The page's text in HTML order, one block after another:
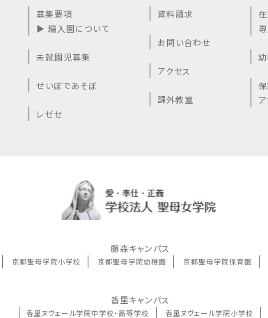
募集要項
▶ 編入園について
未就園児募集
せいぼであそぼ
レゼセ
資料請求
お問い合わせ
アクセス
課外教室
藤森キャンパス
京都聖母学院小学校 京都聖母学院幼稚園 京都聖母学院保育園
香里キャンパス
香里ヌヴェール学院中学校・高等学校 香里ヌヴェール学院小学校